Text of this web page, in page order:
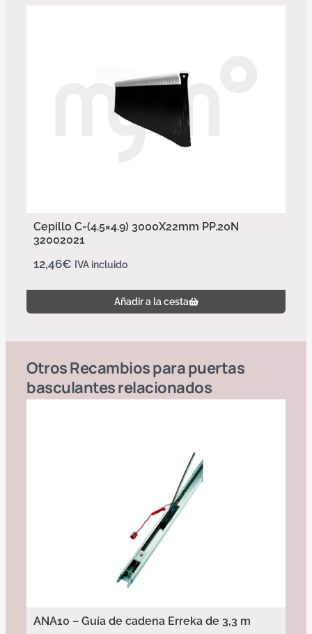
Cepillo C-(4.5×4.9) 3000X22mm PP.20N
32002021
12,46€ IVA incluido
Añadir a la cesta
OtrosRecambios para puertas
basculantesrelacionados
ANA10 – Guía de cadena Erreka de 3,3 m